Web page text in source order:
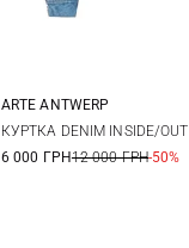
XS S M
ARTE ANTWERP
КУРТКА DENIM INSIDE/OUT
6 000 ГРН12 000 ГРН-50%